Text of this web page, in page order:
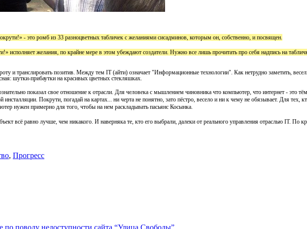
- это ромб из 33 разноцветных табличек с желаниями сисадминов, которым он, собственно, и посвящен.
исполняет желания, по крайне мере в этом убеждают создатели. Нужно все лишь прочитать про себя надпись на
и транслировать позитив. Между тем IT (айти) означает "Информационные технологии". Как нетрудно заметить,
шутки-прибаутки на красивых цветных стекляшках.
показал свое отношение к отрасли. Для человека с мышлением чиновника что компьютер, что интернет - это
Покрути, погадай на картах... ни черта не понятно, зато пёстро, весело и ни к чему не обязывает. Для тех,
нужен примерно для того, чтобы на нем раскладывать пасьянс Косынка.
всё равно лучше, чем никакого. И наверняка те, кто его выбрали, далеки от реального управления отраслью IT. По
, Прогресс
по поводу недоступности сайта “Улица Свободы”